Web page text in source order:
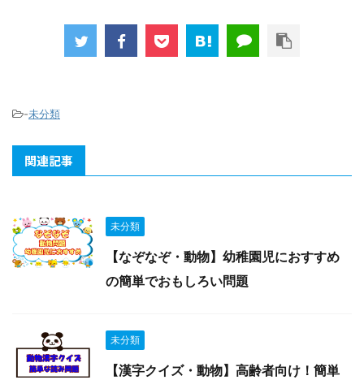
-未分類
関連記事
未分類
【なぞなぞ・動物】幼稚園児におすすめ
の簡単でおもしろい問題
未分類
【漢字クイズ・動物】高齢者向け！簡単